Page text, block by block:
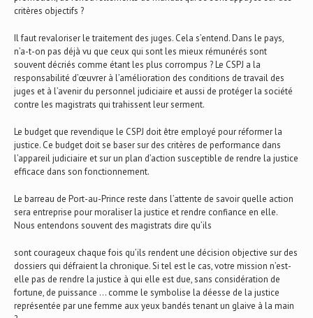
critères objectifs ?
Il faut revaloriser le traitement des juges. Cela s’entend. Dans le pays,
n’a-t-on pas déjà vu que ceux qui sont les mieux rémunérés sont
souvent décriés comme étant les plus corrompus ? Le CSPJ a la
responsabilité d’œuvrer à l’amélioration des conditions de travail des
juges et à l’avenir du personnel judiciaire et aussi de protéger la société
contre les magistrats qui trahissent leur serment.
Le budget que revendique le CSPJ doit être employé pour réformer la
justice. Ce budget doit se baser sur des critères de performance dans
l’appareil judiciaire et sur un plan d’action susceptible de rendre la justice
efficace dans son fonctionnement.
Le barreau de Port-au-Prince reste dans l’attente de savoir quelle action
sera entreprise pour moraliser la justice et rendre confiance en elle.
Nous entendons souvent des magistrats dire qu’ils
sont courageux chaque fois qu’ils rendent une décision objective sur des
dossiers qui défraient la chronique. Si tel est le cas, votre mission n’est-
elle pas de rendre la justice à qui elle est due, sans considération de
fortune, de puissance … comme le symbolise la déesse de la justice
représentée par une femme aux yeux bandés tenant un glaive à la main